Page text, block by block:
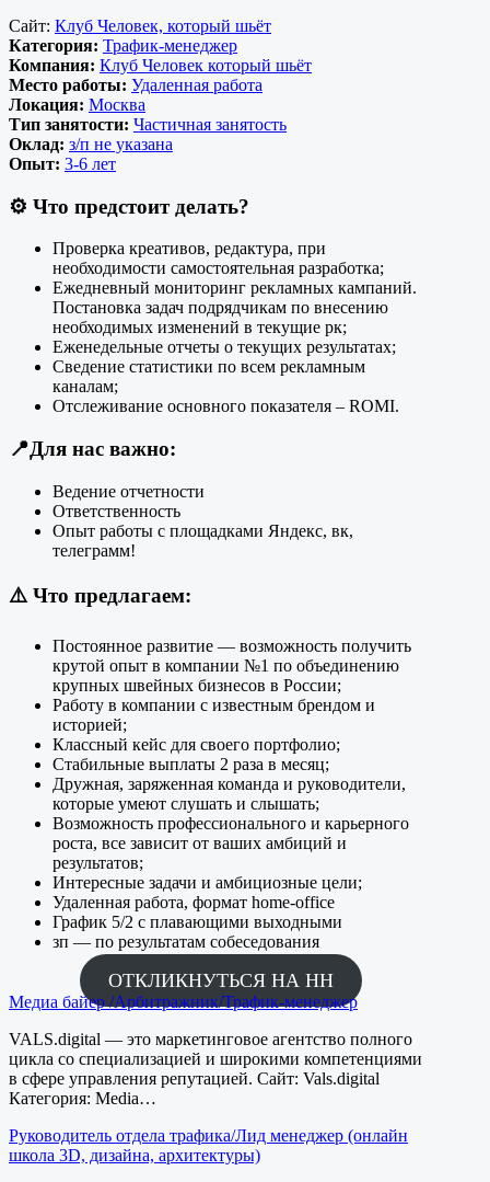
Сайт: Клуб Человек, который шьёт
Категория: Трафик-менеджер
Компания: Клуб Человек который шьёт
Место работы: Удаленная работа
Локация: Москва
Тип занятости: Частичная занятость
Оклад: з/п не указана
Опыт: 3-6 лет
⚙️ Что предстоит делать?
Проверка креативов, редактура, при
необходимости самостоятельная разработка;
Ежедневный мониторинг рекламных кампаний.
Постановка задач подрядчикам по внесению
необходимых изменений в текущие рк;
Еженедельные отчеты о текущих результатах;
Сведение статистики по всем рекламным
каналам;
Отслеживание основного показателя – ROMI.
📍Для нас важно:
Ведение отчетности
Ответственность
Опыт работы с площадками Яндекс, вк,
телеграмм!
⚠️ Что предлагаем:
Постоянное развитие — возможность получить
крутой опыт в компании №1 по объединению
крупных швейных бизнесов в России;
Работу в компании с известным брендом и
историей;
Классный кейс для своего портфолио;
Стабильные выплаты 2 раза в месяц;
Дружная, заряженная команда и руководители,
которые умеют слушать и слышать;
Возможность профессионального и карьерного
роста, все зависит от ваших амбиций и
результатов;
Интересные задачи и амбициозные цели;
Удаленная работа, формат home-office
График 5/2 с плавающими выходными
⁠зп — по результатам собеседования
ОТКЛИКНУТЬСЯ НА НН
Медиа байер /Арбитражник/Трафик-менеджер
VALS.digital — это маркетинговое агентство полного
цикла со специализацией и широкими компетенциями
в сфере управления репутацией. Сайт: Vals.digital
Категория: Media…
Руководитель отдела трафика/Лид менеджер (онлайн
школа 3D, дизайна, архитектуры)